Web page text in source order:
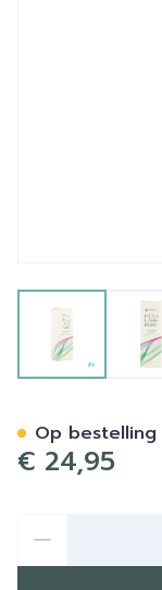
View larger
€ 24,95
Op bestelling